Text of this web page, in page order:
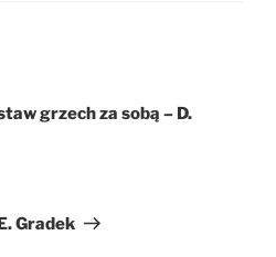
grzech za sobą – D.
Gradek